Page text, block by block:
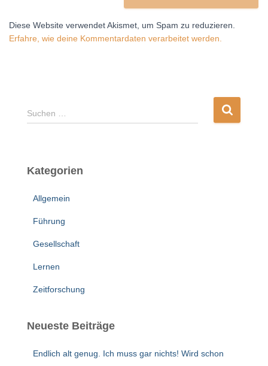
Diese Website verwendet Akismet, um Spam zu reduzieren.
Erfahre, wie deine Kommentardaten verarbeitet werden.
S
u
n
Suchen …
Kategorien
Allgemein
Führung
Gesellschaft
Lernen
Zeitforschung
Neueste Beiträge
Endlich alt genug. Ich muss gar nichts! Wird schon